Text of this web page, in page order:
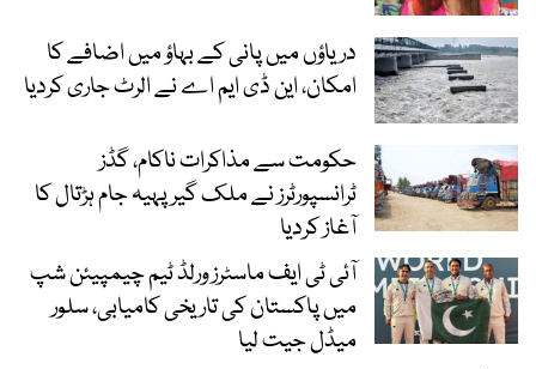
دریاؤں میں پانی کے بہاؤ میں اضافے کا
امکان، این ڈی ایم اے نے الرٹ جاری کردیا
حکومت سے مذاکرات ناکام، گڈز
ٹرانسپورٹرز نے ملک گیر پہیہ جام ہڑتال کا
آغاز کردیا
آئی ٹی ایف ماسٹرز ورلڈ ٹیم چیمپیئن شپ
میں پاکستان کی تاریخی کامیابی، سلور
میڈل جیت لیا